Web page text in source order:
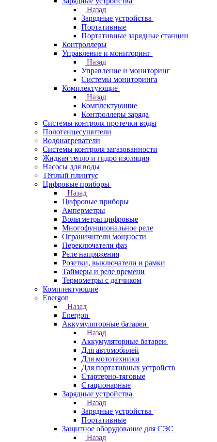
Назад
Зарядные устройства
Портативные
Портативные зарядные станции
Контроллеры
Управление и мониторинг
Назад
Управление и мониторинг
Системы мониторинга
Комплектующие
Назад
Комплектующие
Контроллеры заряда
Системы контроля протечки воды
Полотенцесушители
Водонагреватели
Системы контроля загазованности
Жидкая тепло и гидро изоляция
Насосы для воды
Тёплый плинтус
Цифровые приборы
Назад
Цифровые приборы
Амперметры
Вольтметры цифровые
Многофунциональное реле
Ограничители мощности
Переключатели фаз
Реле напряжения
Розетки, выключатели и рамки
Таймеры и реле времени
Термометры c датчиком
Комплектующие
Energon
Назад
Energon
Аккумуляторные батареи
Назад
Аккумуляторные батареи
Для автомобилей
Для мототехники
Для портативных устройств
Стартерно-тяговые
Стационарные
Зарядные устройства
Назад
Зарядные устройства
Портативные
Защитное оборудование для СЭС
Назад